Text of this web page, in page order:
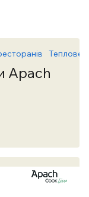
Теплове
Apach